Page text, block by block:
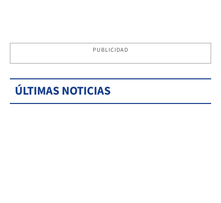
PUBLICIDAD
ÚLTIMAS NOTICIAS